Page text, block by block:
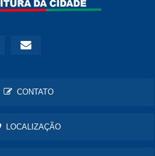
CONTATO
LOCALIZAÇÃO